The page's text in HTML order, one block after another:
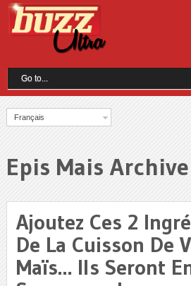
Français
Epis Mais Archive
Ajoutez Ces 2
De La Cuisson De
Maïs… Ils Seront